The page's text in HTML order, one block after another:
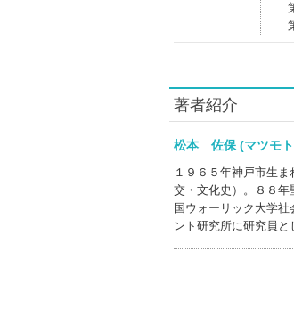
著者紹介
松本 佐保 (マツ
１９６５年神戸市生
交・文化史）。８８
国ウォーリック大学
ント研究所に研究員と